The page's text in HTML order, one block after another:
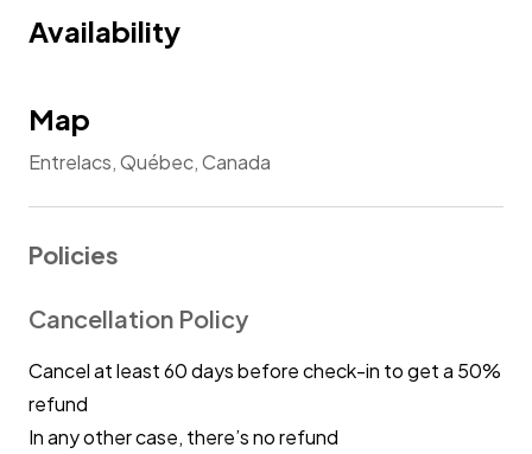
Availability
Map
Entrelacs, Québec, Canada
Policies
Cancellation Policy
Cancel at least 60 days before check-in to get a 50%
refund
In any other case, there’s no refund